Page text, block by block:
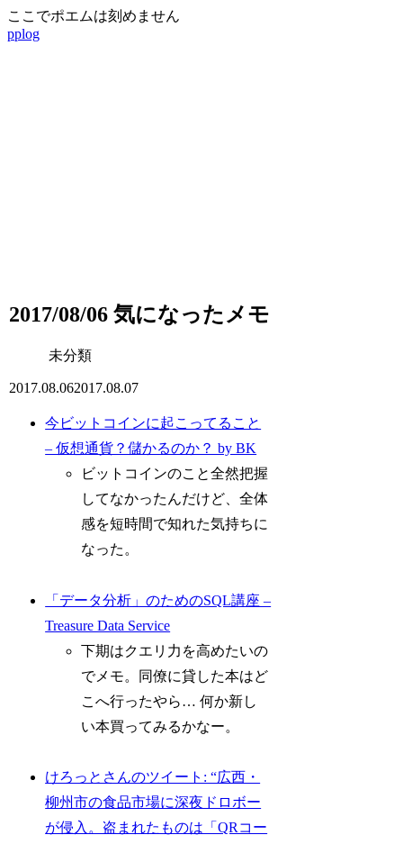
ここでポエムは刻めません
pplog
2017/08/06 気になったメモ
未分類
2017.08.062017.08.07
今ビットコインに起こってること
– 仮想通貨？儲かるのか？ by BK
ビットコインのこと全然把握
してなかったんだけど、全体
感を短時間で知れた気持ちに
なった。
「データ分析」のためのSQL講座 –
Treasure Data Service
下期はクエリ力を高めたいの
でメモ。同僚に貸した本はど
こへ行ったやら… 何か新し
い本買ってみるかなー。
けろっとさんのツイート: “広西・
柳州市の食品市場に深夜ドロボー
が侵入。盗まれたものは「QRコー